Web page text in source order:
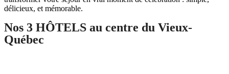
délicieux, et mémorable.
Nos 3 HÔTELS au centre du Vieux-
Québec